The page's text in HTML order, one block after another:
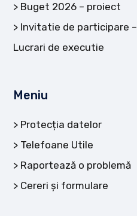
Buget 2026 – proiect
Invitatie de participare –
Lucrari de executie
Meniu
Protecția datelor
Telefoane Utile
Raportează o problemă
Cereri și formulare